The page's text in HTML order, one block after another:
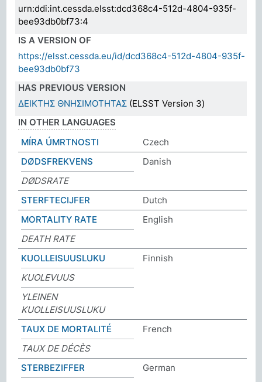
urn:ddi:int.cessda.elsst:dcd368c4-512d-4804-935f-
bee93db0bf73:4
IS A VERSION OF
https://elsst.cessda.eu/id/dcd368c4-512d-4804-935f-
bee93db0bf73
HAS PREVIOUS VERSION
ΔΕΙΚΤΗΣ ΘΝΗΣΙΜΟΤΗΤΑΣ (ELSST Version 3)
IN OTHER LANGUAGES
MÍRA ÚMRTNOSTI
Czech
DØDSFREKVENS
Danish
DØDSRATE
STERFTECIJFER
Dutch
MORTALITY RATE
English
DEATH RATE
KUOLLEISUUSLUKU
Finnish
KUOLEVUUS
YLEINEN
KUOLLEISUUSLUKU
TAUX DE MORTALITÉ
French
TAUX DE DÉCÈS
STERBEZIFFER
German